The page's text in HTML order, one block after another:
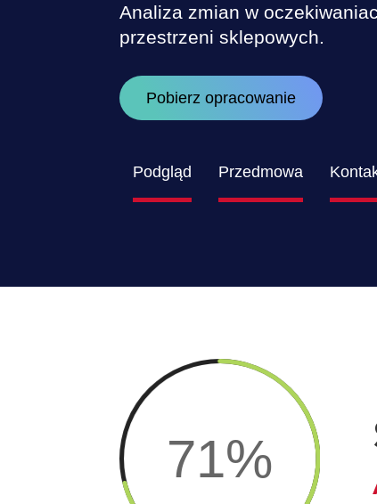
Analiza zmian w
przestrzeni sklepowych.
Pobierz opracowanie
Podgląd Przedmowa
71%